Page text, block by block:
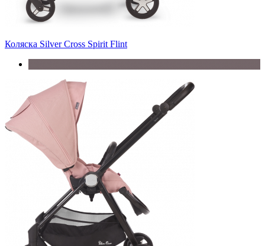
Коляска Silver Cross Spirit Flint